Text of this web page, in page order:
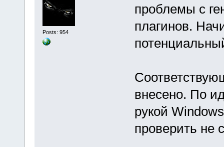
Posts: 954
проблемы с
плагинов.
внесено. По
рукой
проверить не